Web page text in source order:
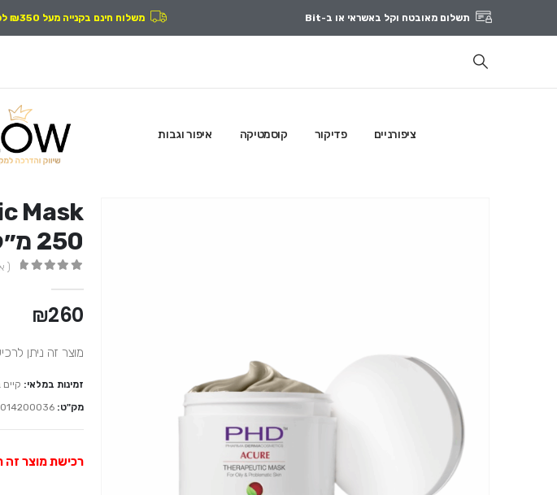
תשלום מאובטח וקל באשראי או ב-Bit משלוח חינם בקנייה מעל ₪350 לפני מע״מ
ציפורניים פדיקור קוסמטיקה איפור וגבות
250 מ״ל – PHD
(
₪260
מוצר זה ניתן
זמינות במלאי:
מק"ט:
רכישת מוצר זה